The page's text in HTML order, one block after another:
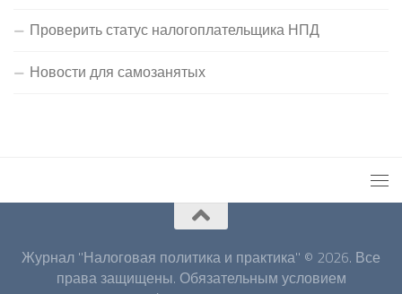
Проверить статус налогоплательщика НПД
Новости для самозанятых
Журнал "Налоговая политика и практика" © 2026. Все
права защищены. Обязательным условием